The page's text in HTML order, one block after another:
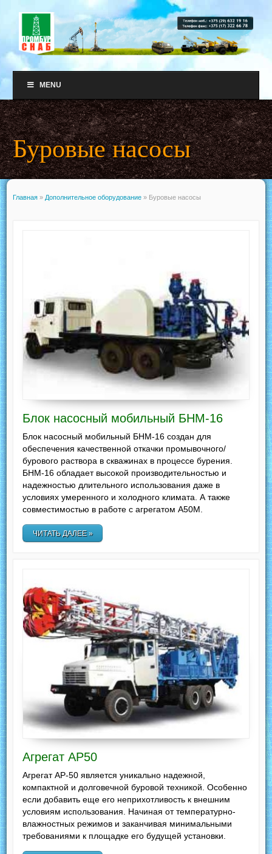
MENU
Буровые насосы
Главная » Дополнительное оборудование » Буровые насосы
Блок насосный мобильный БНМ-16
Блок насосный мобильный БНМ-16 создан для
обеспечения качественной откачки промывочного/
бурового раствора в скважинах в процессе бурения.
БНМ-16 обладает высокой производительностью и
надежностью длительного использования даже в
условиях умеренного и холодного климата. А также
совместимостью в работе с агрегатом А50М.
ЧИТАТЬ ДАЛЕЕ »
Агрегат АР50
Агрегат АР-50 является уникально надежной,
компактной и долговечной буровой техникой. Особенно
если добавить еще его неприхотливость к внешним
условиям использования. Начиная от температурно-
влажностных режимов и заканчивая минимальными
требованиями к площадке его будущей установки.